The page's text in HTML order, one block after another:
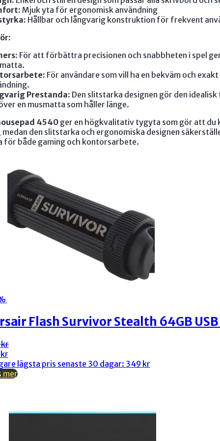
Mjuk yta för ergonomisk användning
Hållbar och långvarig konstruktion för frekvent
För att förbättra precisionen och snabbheten i spel
För användare som vill ha en bekväm och
Prestanda: Den slitstarka designen gör den
en musmatta som håller länge.
4540ger en högkvalitativ tygyta som gör att du
medan den slitstarka och ergonomiska designen
för både gaming och kontorsarbete.
Flash Survivor Stealth 64GB
kr
kr
lägsta pris senaste 30 dagar: 349 kr
mer